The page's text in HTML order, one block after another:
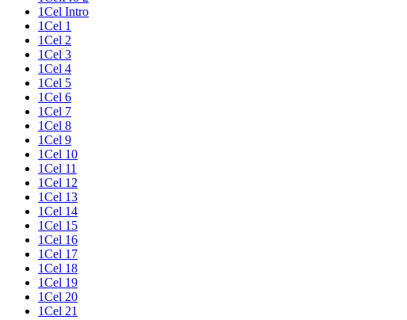
1Cel Intro
1Cel 1
1Cel 2
1Cel 3
1Cel 4
1Cel 5
1Cel 6
1Cel 7
1Cel 8
1Cel 9
1Cel 10
1Cel 11
1Cel 12
1Cel 13
1Cel 14
1Cel 15
1Cel 16
1Cel 17
1Cel 18
1Cel 19
1Cel 20
1Cel 21